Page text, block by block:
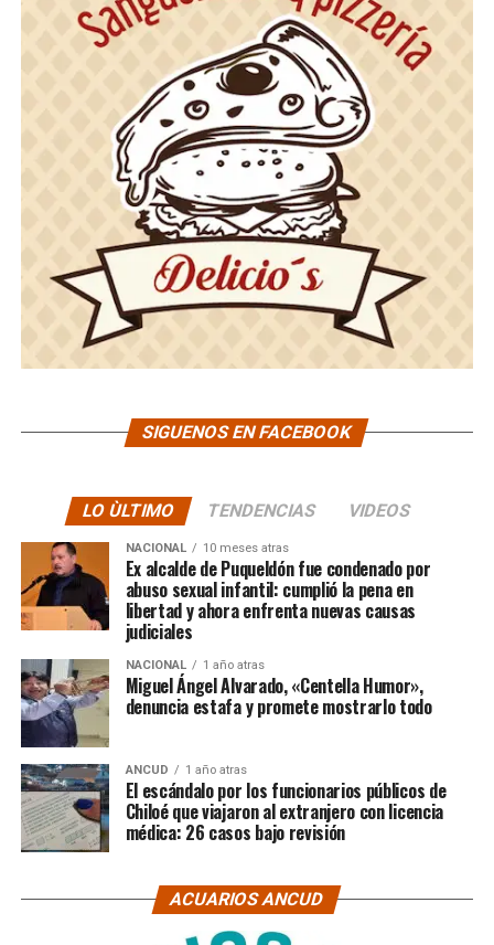
SIGUENOS EN FACEBOOK
LO ÙLTIMO TENDENCIAS VIDEOS
NACIONAL 10 meses atras
Ex alcalde de Puqueldón fue condenado por
abuso sexual infantil: cumplió la pena en
libertad y ahora enfrenta nuevas causas
judiciales
NACIONAL 1 año atras
Miguel Ángel Alvarado, «Centella Humor»,
denuncia estafa y promete mostrarlo todo
ANCUD 1 año atras
El escándalo por los funcionarios públicos de
Chiloé que viajaron al extranjero con licencia
médica: 26 casos bajo revisión
ACUARIOS ANCUD